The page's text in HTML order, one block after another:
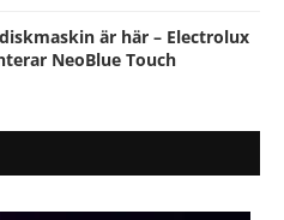
är här – Electrolux
NeoBlue Touch